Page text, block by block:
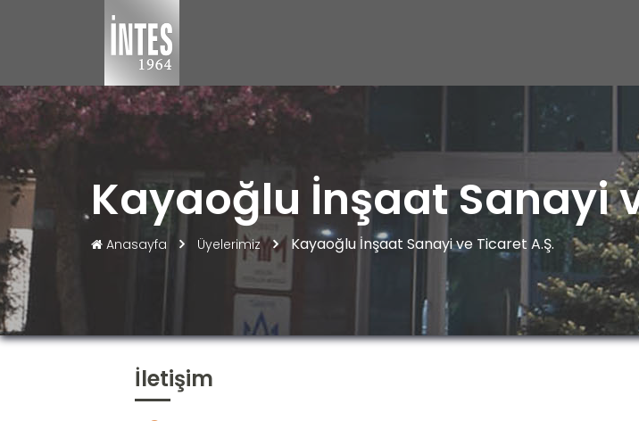
Kayaoğlu İnşaat Sanayi
Anasayfa Üyelerimiz Kayaoğlu İnşaat Sanayi ve Ticaret A.Ş.
İletişim